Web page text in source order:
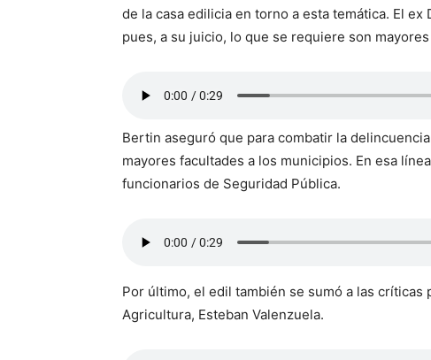
de la casa edilicia en torno a esta temática. El
pues, a su juicio, lo que se requiere son
Bertin aseguró que para combatir la
mayores facultades a los municipios. En esa
funcionarios de Seguridad Pública.
Por último, el edil también se sumó a las
Agricultura, Esteban Valenzuela.